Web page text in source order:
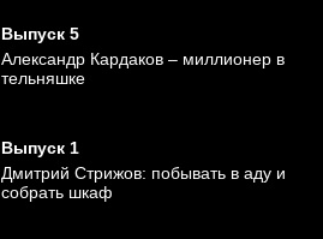
Выпуск 5
Александр Кардаков – миллионер в
тельняшке
Выпуск 1
Дмитрий Стрижов: побывать в аду и
собрать шкаф